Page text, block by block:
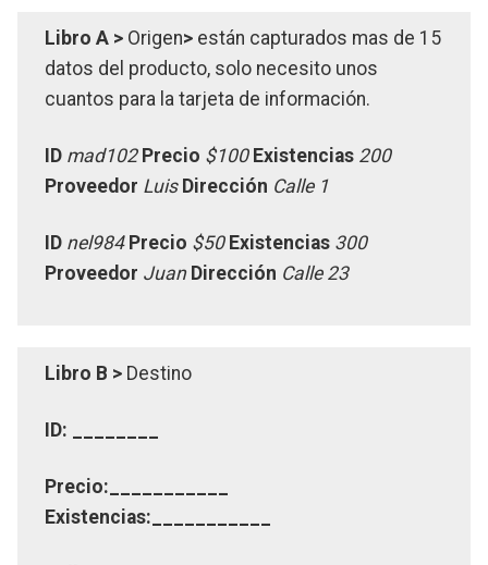
Libro A > Origen> están capturados mas de 15
datos del producto, solo necesito unos
cuantos para la tarjeta de información.
ID mad102 Precio $100 Existencias 200
Proveedor Luis Dirección Calle 1
ID nel984 Precio $50 Existencias 300
Proveedor Juan Dirección Calle 23
Libro B > Destino
ID: ________
Precio:___________
Existencias:___________